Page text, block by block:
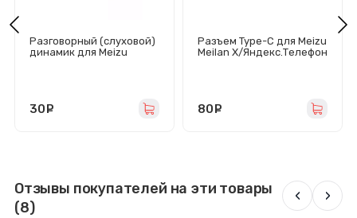
Разговорный (слуховой)
динамик для Meizu
30
Разъем Type-C для Meizu
Meilan X/Яндекс.Телефон
80
Отзывы покупателей на эти товары
(8)
‹ ›